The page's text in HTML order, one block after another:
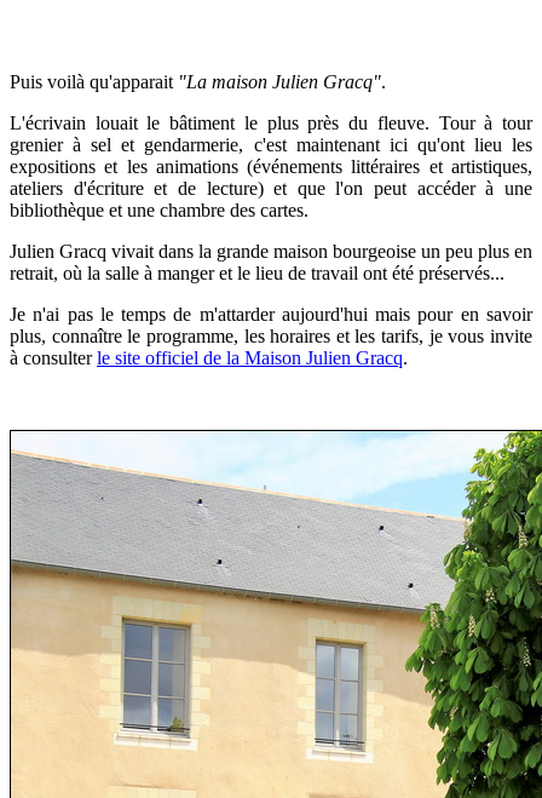
Puis voilà qu'apparait "La maison Julien Gracq".
L'écrivain louait le bâtiment le plus près du fleuve. Tour à tour
grenier à sel et gendarmerie, c'est maintenant ici qu'ont lieu les
expositions et les animations (événements littéraires et artistiques,
ateliers d'écriture et de lecture) et que l'on peut accéder à une
bibliothèque et une chambre des cartes.
Julien Gracq vivait dans la grande maison bourgeoise un peu plus en
retrait, où la salle à manger et le lieu de travail ont été préservés...
Je n'ai pas le temps de m'attarder aujourd'hui mais pour en savoir
plus, connaître le programme, les horaires et les tarifs, je vous invite
à consulterle site officiel de la Maison Julien Gracq.